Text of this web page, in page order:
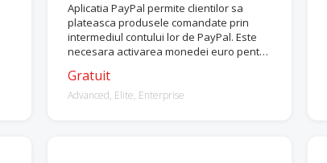
Aplicatia PayPal permite clientilor sa
plateasca produsele comandate prin
intermediul contului lor de PayPal. Este
necesara activarea monedei euro pentru
Gratuit
Advanced, Elite, Enterprise